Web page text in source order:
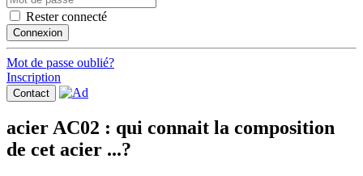
Rester connecté
Connexion
Mot de passe oublié?
Inscription
Contact
acier AC02 : qui connait la composition
de cet acier ...?